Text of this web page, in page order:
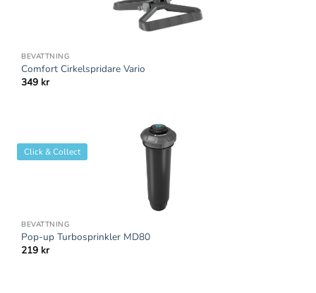
BEVATTNING
Comfort Cirkelspridare Vario
349 kr
Click & Collect
BEVATTNING
Pop-up Turbosprinkler MD80
219 kr